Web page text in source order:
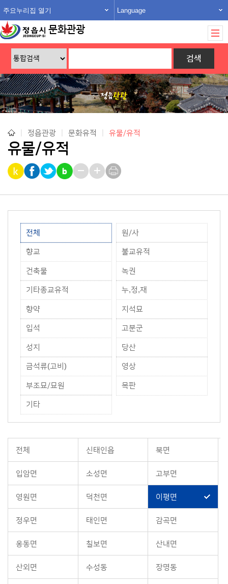
주요누리집 열기 Language
문화관광
정읍관광 문화유적 유물/유적
유물/유적
전체 원/사
향교 불교유적
건축물 녹권
기타종교유적 누,정,재
향약 지석묘
입석 고분군
성지 당산
금석류(고비) 영상
부조묘/묘원 목판
기타
전체 신태인읍 북면
입암면 소성면 고부면
영원면 덕천면 이평면
정우면 태인면 감곡면
옹동면 칠보면 산내면
산외면 수성동 장명동